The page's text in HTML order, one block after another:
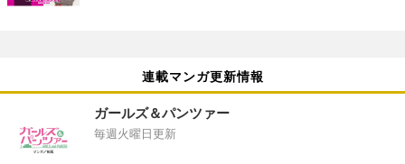
連載マンガ更新情報
ガールズ＆パンツァー
毎週火曜日更新